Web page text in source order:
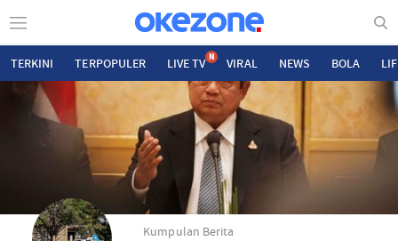
TERKINI TERPOPULER LIVE TV N VIRAL NEWS BOLA
Kumpulan Berita